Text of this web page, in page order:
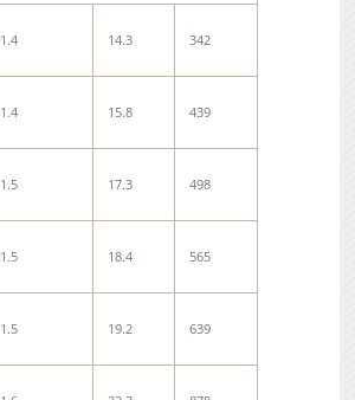
1.4 14.3 342
1.4 15.8 439
1.5 17.3 498
1.5 18.4 565
1.5 19.2 639